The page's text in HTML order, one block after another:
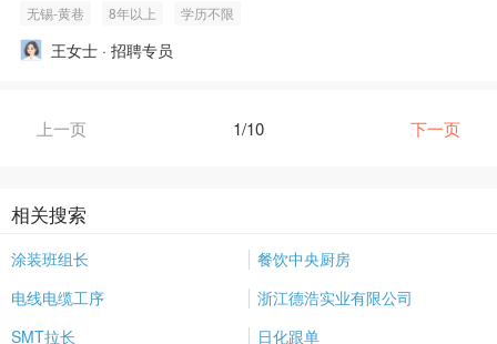
无锡-黄巷 8年以上 学历不限
王女士 · 招聘专员
上一页 1/10 下一页
相关搜索
涂装班组长
餐饮中央厨房
电线电缆工序
浙江德浩实业有限公司
SMT拉长
日化跟单